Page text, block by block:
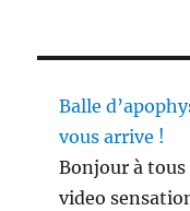
Balle
vous arrive !
Bonjour à
video